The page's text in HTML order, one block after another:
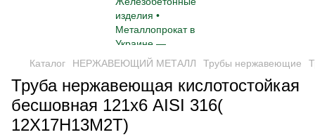
Каталог НЕРЖАВЕЮЩИЙ МЕТАЛЛ Трубы нержавеющие
Труба нержавеющая кислотостойкая
бесшовная 121х6 AISI 316(
12Х17Н13М2Т)